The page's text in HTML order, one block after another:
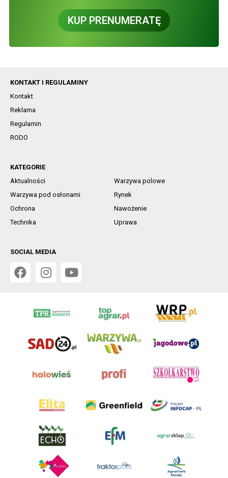
KUP PRENUMERATĘ
KONTAKT I REGULAMINY
Kontakt
Reklama
Regulamin
RODO
KATEGORIE
Aktualności
Warzywa polowe
Warzywa pod osłonami
Rynek
Ochrona
Nawożenie
Technika
Uprawa
SOCIAL MEDIA